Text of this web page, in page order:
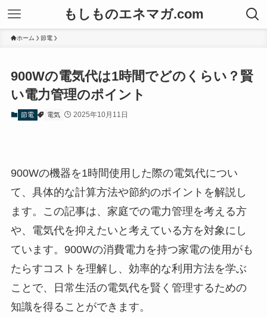
もしものエネマガ.com
ホーム 節電
900Wの電気代は1時間でどのくらい？賢
い電力管理のポイント
節電 電気 2025年10月11日
900Wの機器を1時間使用した際の電気代につい
て、具体的な計算方法や節約のポイントを解説し
ます。この記事は、家庭での電力管理を考える方
や、電気代を抑えたいと考えている方を対象にし
ています。900Wの消費電力を持つ家電の使用がも
たらすコストを理解し、効率的な利用方法を学ぶ
ことで、日常生活の電気代を賢く管理するための
知識を得ることができます。